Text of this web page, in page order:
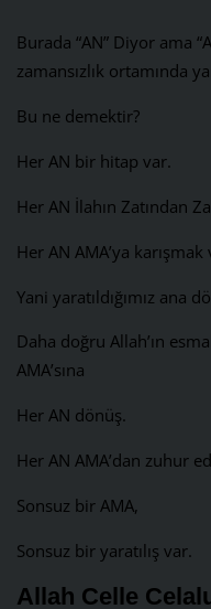
Burada “AN” Diyor ama
zamansızlık ortamında
Bu ne demektir?
Her AN bir hitap var.
Her AN İlahın Zatından
Her AN AMA’ya karışmak
Yani yaratıldığımız ana
Daha doğru Allah’ın
AMA’sına
Her AN dönüş.
Her AN AMA’dan zuhur
Sonsuz bir AMA,
Sonsuz bir yaratılış var.
Allah Celle